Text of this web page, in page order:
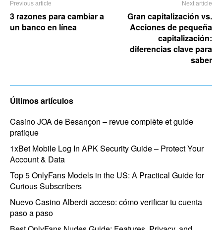
Previous article
3 razones para cambiar a
un banco en línea
Next article
Gran capitalización vs.
Acciones de pequeña
capitalización:
diferencias clave para
saber
Últimos artículos
Casino JOA de Besançon – revue complète et guide
pratique
1xBet Mobile Log In APK Security Guide – Protect Your
Account & Data
Top 5 OnlyFans Models in the US: A Practical Guide for
Curious Subscribers
Nuevo Casino Alberdi acceso: cómo verificar tu cuenta
paso a paso